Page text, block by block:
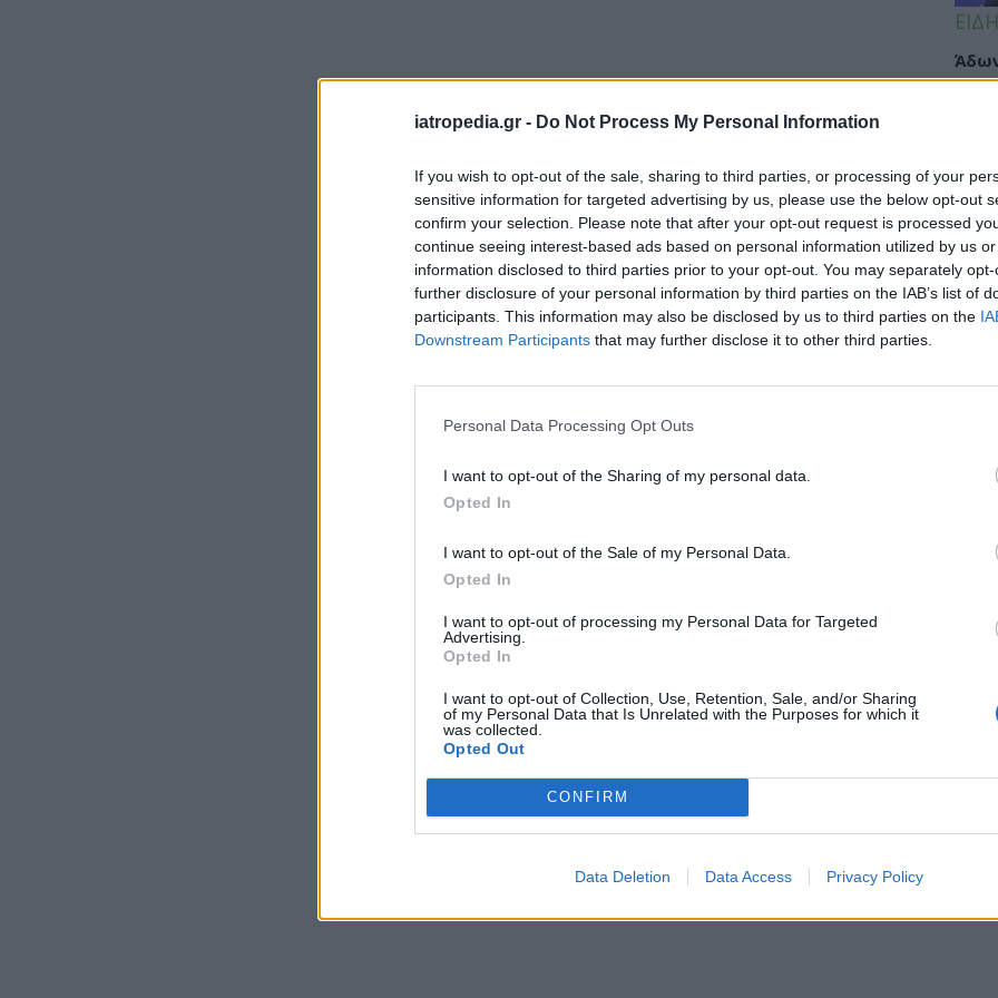
iatropedia.gr - Do Not Process My Personal Information
If you wish to opt-out of the sale, sharing to third parties, or processing of your
sensitive information for targeted advertising by us, please use the below opt-out
confirm your selection. Please note that after your opt-out request is processed
continue seeing interest-based ads based on personal information utilized by us
information disclosed to third parties prior to your opt-out. You may separately
further disclosure of your personal information by third parties on the IAB’s list of
participants. This information may also be disclosed by us to third parties on the
Downstream Participants that may further disclose it to other third parties.
Personal Data Processing Opt Outs
I want to opt-out of the Sharing of my personal data.
Opted In
I want to opt-out of the Sale of my Personal Data.
Opted In
I want to opt-out of processing my Personal Data for Targeted
Advertising.
Opted In
I want to opt-out of Collection, Use, Retention, Sale, and/or Sharing
of my Personal Data that Is Unrelated with the Purposes for which it
was collected.
Opted Out
CONFIRM
Data Deletion Data Access Privacy Policy